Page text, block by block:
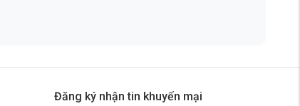
Đăng ký nhận tin khuyến mại